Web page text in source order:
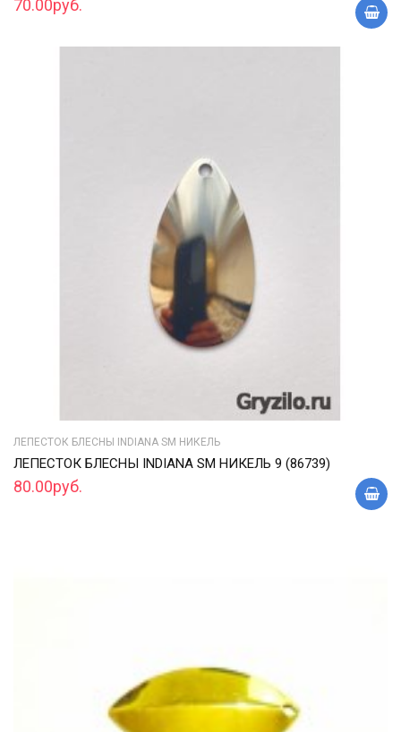
70.00руб.
ЛЕПЕСТОК БЛЕСНЫ INDIANA SM НИКЕЛЬ
ЛЕПЕСТОК БЛЕСНЫ INDIANA SM НИКЕЛЬ 9 (86739)
80.00руб.